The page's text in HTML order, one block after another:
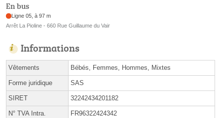
En bus
Ligne 05, à 97 m
Arrêt La Pioline - 660 Rue Guillaume du Vair
Informations
Vêtements Bébés, Femmes, Hommes, Mixtes
Forme juridique SAS
SIRET 32242434201182
N° TVA Intra. FR96322424342